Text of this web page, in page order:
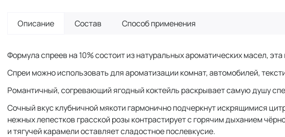
Описание Состав Способ применения
Формула спреев на 10% состоит из натуральных ароматических масел,
Спреи можно использовать для ароматизации комнат, автомобилей,
Романтичный, согревающий ягодный коктейль раскрывает самую душу
Сочный вкус клубничной мякоти гармонично подчеркнут искрящимися
нежных лепестков грасской розы контрастирует с горячим дыханием
и тягучей карамели оставляет сладостное послевкусие.